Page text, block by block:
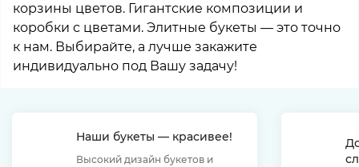
корзины цветов. Гигантские композиции и
коробки с цветами. Элитные букеты — это точно
к нам. Выбирайте, а лучше закажите
индивидуально под Вашу задачу!
Наши букеты — красивее!
Высокий дизайн букетов и